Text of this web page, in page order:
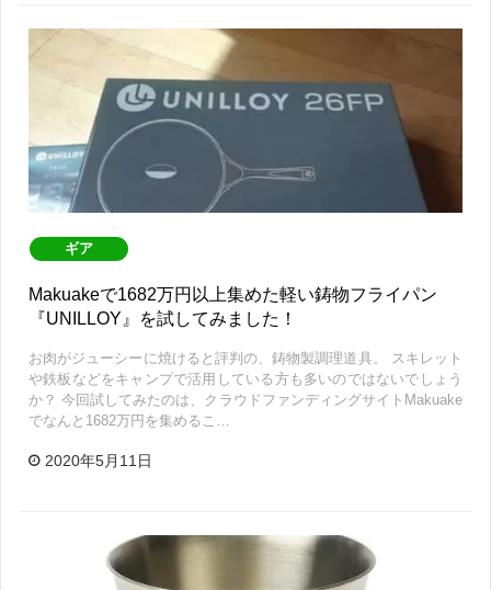
ギア
Makuakeで1682万円以上集めた軽い鋳物フライパン
『UNILLOY』を試してみました！
お肉がジューシーに焼けると評判の、鋳物製調理道具。 スキレット
や鉄板などをキャンプで活用している方も多いのではないでしょう
か？ 今回試してみたのは、クラウドファンディングサイトMakuake
でなんと1682万円を集めるこ…
2020年5月11日